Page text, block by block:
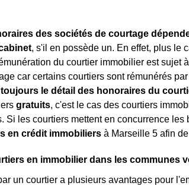
des sociétés de courtage
, s'il en possède un. En effet, plus le
du courtier immobilier est sujet
car certains courtiers sont rémunérés
le détail des honoraires du
gratuits, c'est le cas des courtiers
Si les courtiers mettent en concurrence
en crédit immobiliers à Marseille 5 afin
en immobilier dans les communes
un courtier a plusieurs avantages pour